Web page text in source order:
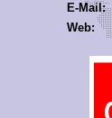
E-Mail:
Web: